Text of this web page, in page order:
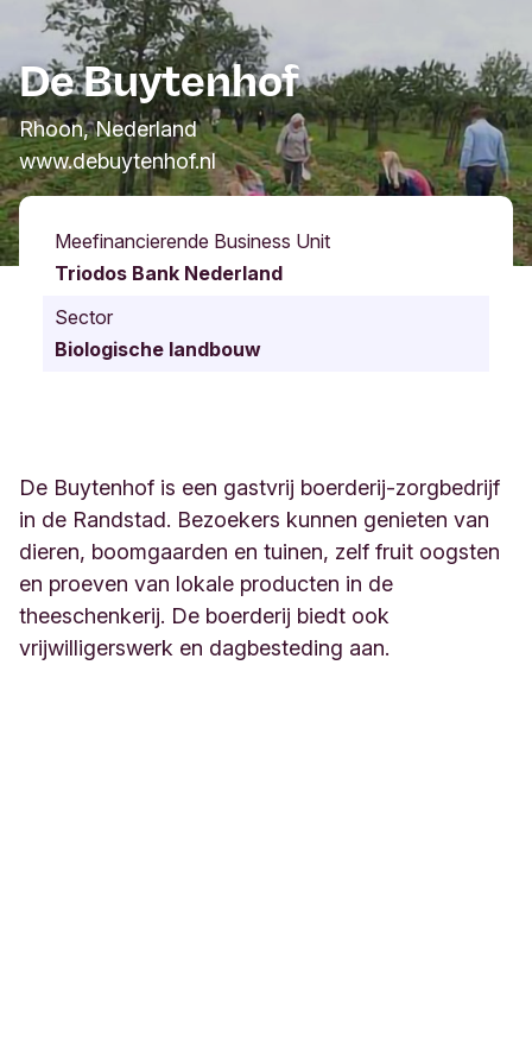
De Buytenhof
Rhoon, Nederland
www.debuytenhof.nl
Meefinancierende Business Unit
Triodos Bank Nederland
Sector
Biologische landbouw
De Buytenhof is een gastvrij boerderij-zorgbedrijf
in de Randstad. Bezoekers kunnen genieten van
dieren, boomgaarden en tuinen, zelf fruit oogsten
en proeven van lokale producten in de
theeschenkerij. De boerderij biedt ook
vrijwilligerswerk en dagbesteding aan.